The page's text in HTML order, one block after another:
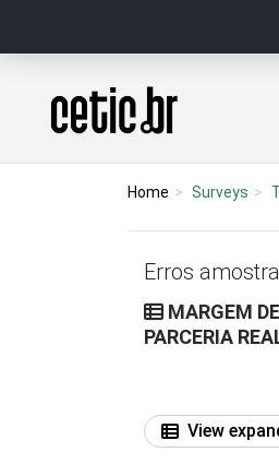
Página inicial
Home Surveys
Erros
MARGEM
PARCERIA
View